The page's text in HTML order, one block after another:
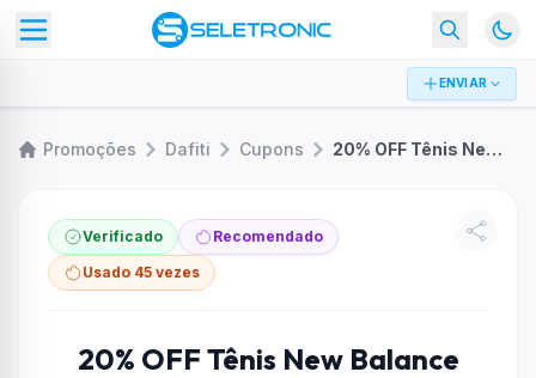
ENVIAR
Promoções Dafiti Cupons 20% OFF Tênis New Balance 740 na Dafiti
Verificado
Recomendado
Usado 45 vezes
20% OFF Tênis New Balance